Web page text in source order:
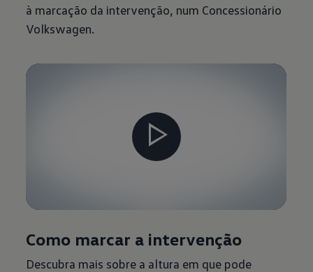
à marcação da intervenção, num Concessionário
Volkswagen.
Como marcar a intervenção
Descubra mais sobre a altura em que pode